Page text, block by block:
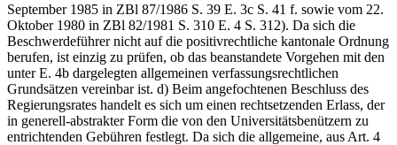
September 1985 in ZBl 87/1986 S. 39 E. 3c S. 41 f. sowie vom 22.
Oktober 1980 in ZBl 82/1981 S. 310 E. 4 S. 312). Da sich die
Beschwerdeführer nicht auf die positivrechtliche kantonale Ordnung
berufen, ist einzig zu prüfen, ob das beanstandete Vorgehen mit den
unter E. 4b dargelegten allgemeinen verfassungsrechtlichen
Grundsätzen vereinbar ist. d) Beim angefochtenen Beschluss des
Regierungsrates handelt es sich um einen rechtsetzenden Erlass, der
in generell-abstrakter Form die von den Universitätsbenützern zu
entrichtenden Gebühren festlegt. Da sich die allgemeine, aus Art. 4